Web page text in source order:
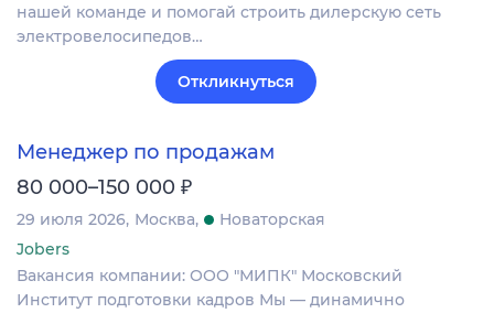
нашей команде и помогай строить дилерскую сеть
электровелосипедов…
Откликнуться
Менеджер по продажам
80 000–150 000 ₽
29 июля 2026 Москва
Новаторская
Jobers
Вакансия компании: ООО "МИПК" Московский
Институт подготовки кадров Мы — динамично